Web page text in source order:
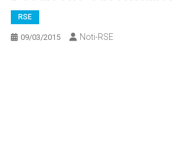
RSE
09/03/2015 Noti-RSE